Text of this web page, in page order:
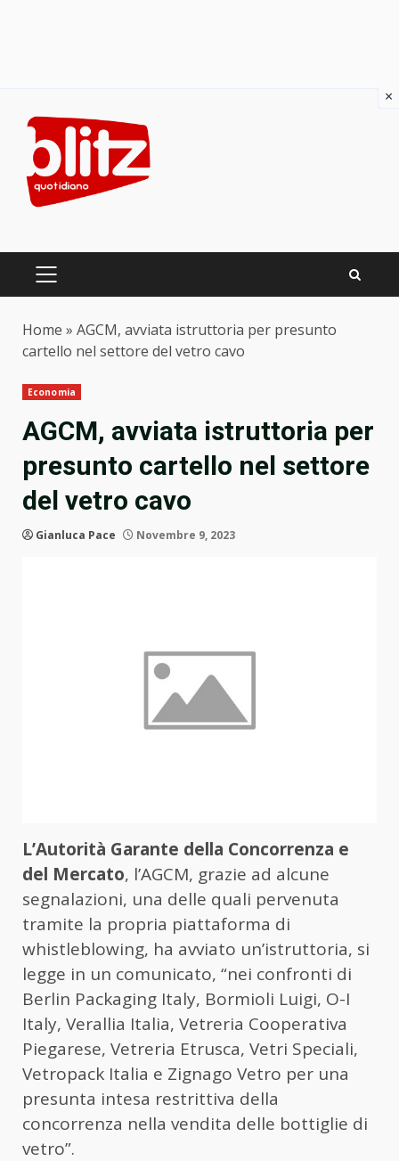
content
PRIMARY
Home » AGCM, avviata istruttoria per presunto
cartello nel settore del vetro cavo
Economia
AGCM, avviata istruttoria per
presunto cartello nel settore
del vetro cavo
Gianluca Pace Novembre 9, 2023
L’Autorità Garante della Concorrenza e
del Mercato, l’AGCM, grazie ad alcune
segnalazioni, una delle quali pervenuta
tramite la propria piattaforma di
whistleblowing, ha avviato un’istruttoria, si
legge in un comunicato, “nei confronti di
Berlin Packaging Italy, Bormioli Luigi, O-I
Italy, Verallia Italia, Vetreria Cooperativa
Piegarese, Vetreria Etrusca, Vetri Speciali,
Vetropack Italia e Zignago Vetro per una
presunta intesa restrittiva della
concorrenza nella vendita delle bottiglie di
vetro”.
×